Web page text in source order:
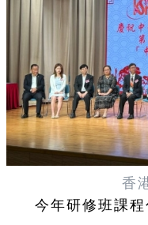
香
今年研修班課程